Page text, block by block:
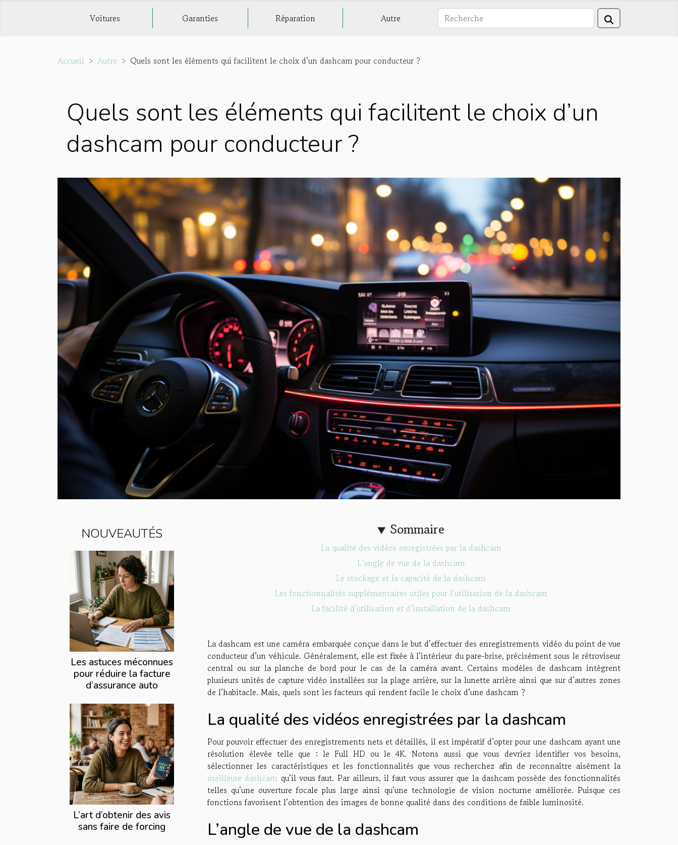
Voitures Garanties Réparation Autre
Accueil Autre Quels sont les éléments qui facilitent le choix d’un dashcam pour conducteur ?
Quels sont les éléments qui facilitent le choix d’un
dashcam pour conducteur ?
NOUVEAUTÉS
Les astuces méconnues
pour réduire la facture
d’assurance auto
L’art d’obtenir des avis
sans faire de forcing
Sommaire
La qualité des vidéos enregistrées par la dashcam
L’angle de vue de la dashcam
Le stockage et la capacité de la dashcam
Les fonctionnalités supplémentaires utiles pour l’utilisation de la dashcam
La facilité d’utilisation et d’installation de la dashcam
La dashcam est une caméra embarquée conçue dans le but d’effectuer des enregistrements vidéo du point de vue
conducteur d’un véhicule. Généralement, elle est fixée à l’intérieur du pare-brise, précisément sous le rétroviseur
central ou sur la planche de bord pour le cas de la caméra avant. Certains modèles de dashcam intègrent
plusieurs unités de capture vidéo installées sur la plage arrière, sur la lunette arrière ainsi que sur d’autres zones
de l’habitacle. Mais, quels sont les facteurs qui rendent facile le choix d’une dashcam ?
La qualité des vidéos enregistrées par la dashcam
Pour pouvoir effectuer des enregistrements nets et détaillés, il est impératif d’opter pour une dashcam ayant une
résolution élevée telle que : le Full HD ou le 4K. Notons aussi que vous devriez identifier vos besoins,
sélectionner les caractéristiques et les fonctionnalités que vous recherchez afin de reconnaître aisément la
meilleure dashcam qu’il vous faut. Par ailleurs, il faut vous assurer que la dashcam possède des fonctionnalités
telles qu’une ouverture focale plus large ainsi qu’une technologie de vision nocturne améliorée. Puisque ces
fonctions favorisent l’obtention des images de bonne qualité dans des conditions de faible luminosité.
L’angle de vue de la dashcam